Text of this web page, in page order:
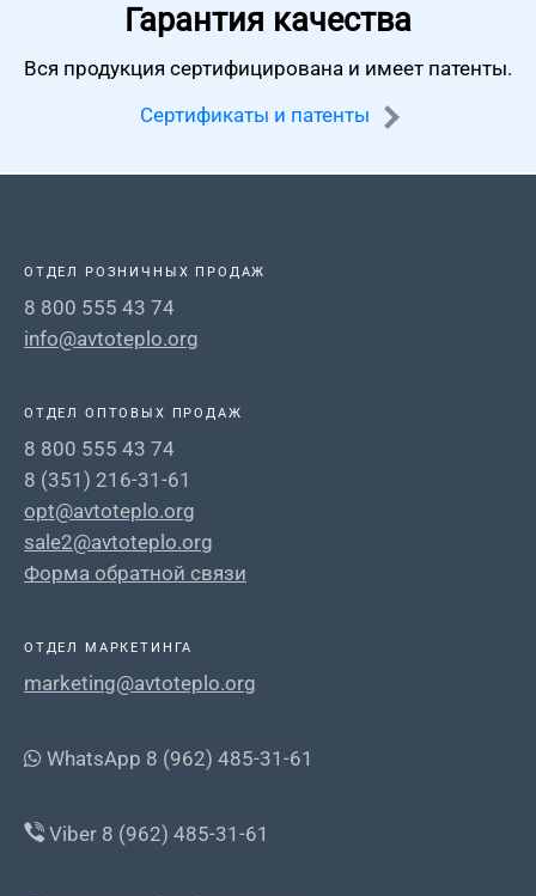
Гарантия качества
Вся продукция сертифицирована и имеет патенты.
Сертификаты и патенты
ОТДЕЛ РОЗНИЧНЫХ ПРОДАЖ
8 800 555 43 74
info@avtoteplo.org
ОТДЕЛ ОПТОВЫХ ПРОДАЖ
8 800 555 43 74
8 (351) 216-31-61
opt@avtoteplo.org
sale2@avtoteplo.org
Форма обратной связи
ОТДЕЛ МАРКЕТИНГА
marketing@avtoteplo.org
WhatsApp 8 (962) 485-31-61
Viber 8 (962) 485-31-61